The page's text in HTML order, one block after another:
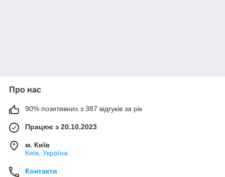
Про нас
90% позитивних з 387 відгуків за рік
Працює з 20.10.2023
м. Київ
Київ, Україна
Контакти